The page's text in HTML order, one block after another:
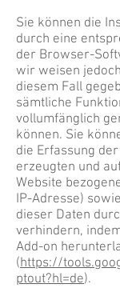
Sie können die
durch eine
der Browser-
wir weisen
diesem Fall
sämtliche
vollumfänglich
können. Sie
die Erfassung
erzeugten und
Website
IP-Adresse)
dieser Daten
verhindern,
Add-on
(https://
ptout?hl=de).